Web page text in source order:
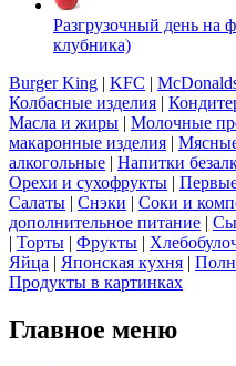
Разгрузочный день на
клубника)
Burger King | KFC |
Колбасные изделия |
Масла и жиры | Молочные
макаронные изделия |
алкогольные | Напитки
Орехи и сухофрукты |
Салаты | Снэки | Соки и
дополнительное питание |
| Торты | Фрукты |
Яйца | Японская кухня |
Продукты в картинках
Главное меню